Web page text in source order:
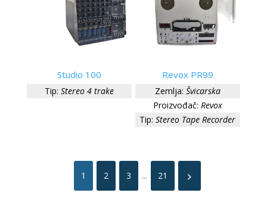
Studio 100
Tip: Stereo 4 trake
Revox PR99
Zemlja: Švicarska
Proizvođač: Revox
Tip: Stereo Tape Recorder
1 2 3 ... 21